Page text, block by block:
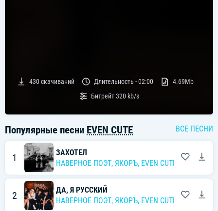
430скачиваний Длительность -02:00
4.69Mb
Битрейт320 kb/s
Популярные песни EVEN CUTE ВСЕ ПЕСНИ
1
ЗАХОТЕЛ
НАВЕРНОЕ ПОЭТ, ЯКОРЪ, EVEN CUTE
2
ДА, Я РУССКИЙ
НАВЕРНОЕ ПОЭТ, ЯКОРЪ, EVEN CUTE Ernest